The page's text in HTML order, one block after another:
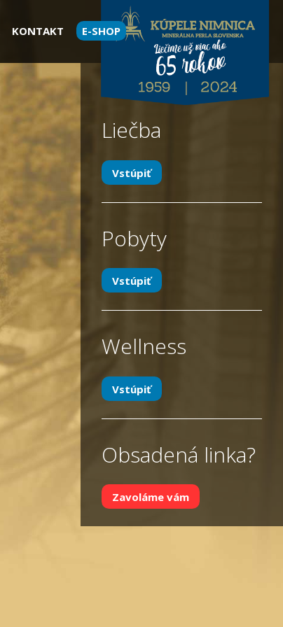
KONTAKT E-SHOP
Liečba
Vstúpiť
Pobyty
Vstúpiť
Wellness
Vstúpiť
Obsadená linka?
Zavoláme vám